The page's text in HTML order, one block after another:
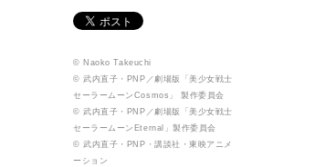
© Naoko Takeuchi
© 武内直子・PNP／劇場版「美少女戦士
セーラームーンCosmos」 製作委員会
© 武内直子・PNP／劇場版「美少女戦士
セーラームーンEternal」製作委員会
© 武内直子・PNP・講談社・東映アニメ
ーション